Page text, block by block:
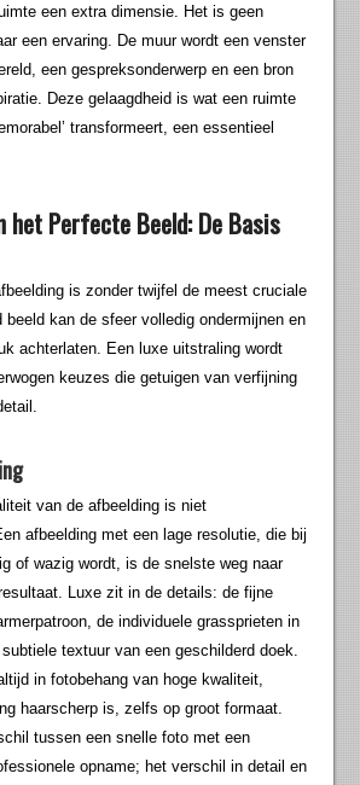
een extra dimensie. Het is geen
een ervaring. De muur wordt een venster
een gespreksonderwerp en een bron
Deze gelaagdheid is wat een ruimte
transformeert, een essentieel
het Perfecte Beeld: De Basis
is zonder twijfel de meest cruciale
beeld kan de sfeer volledig ondermijnen en
achterlaten. Een luxe uitstraling wordt
keuzes die getuigen van verfijning
van de afbeelding is niet
afbeelding met een lage resolutie, die bij
of wazig wordt, is de snelste weg naar
Luxe zit in de details: de fijne
de individuele grassprieten in
textuur van een geschilderd doek.
in fotobehang van hoge kwaliteit,
haarscherp is, zelfs op groot formaat.
tussen een snelle foto met een
opname; het verschil in detail en